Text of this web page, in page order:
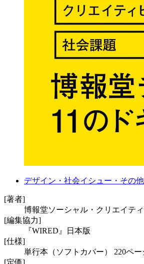
デザイン・社会イシュー・その他
[著者]
博報堂ソーシャル・クリエイテ
[編集協力]
『WIRED』日本版
[仕様]
単行本（ソフトカバー） 220ペー
[定価]